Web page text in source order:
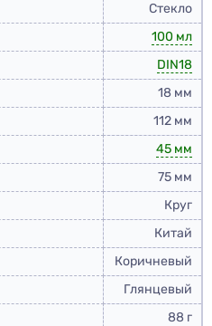
Стекло
100 мл
DIN18
18 мм
112 мм
45 мм
75 мм
Круг
Китай
Коричневый
Глянцевый
88 г